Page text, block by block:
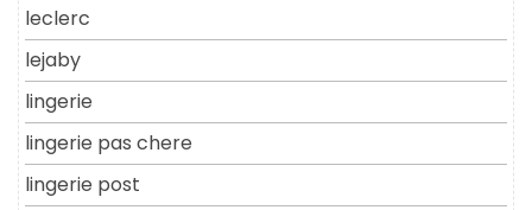
leclerc
lejaby
lingerie
lingerie pas chere
lingerie post